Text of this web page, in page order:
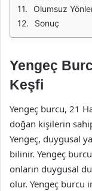
Olumsuz
Sonuç
Yengeç
Keşfi
Yengeç burcu, 21
doğan kişilerin
Yengeç, duygusal
bilinir. Yengeç
onların duygusal
olur. Yengeç burcu